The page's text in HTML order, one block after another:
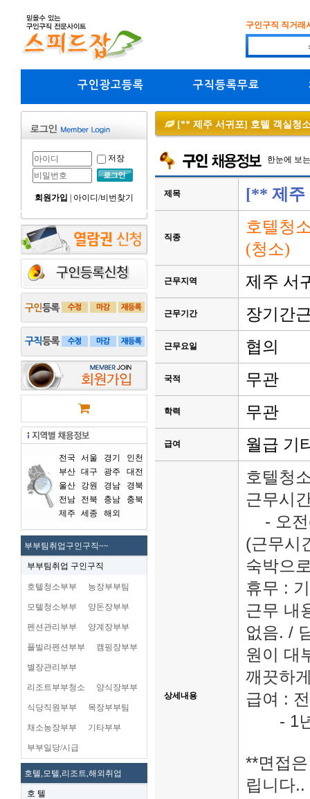
구인구직 직거래
구인광고등록 구직등록무료
저장
회원가입 아이디/비번찾기
전국 서울 경기
인천
부산 대구 광주
대전
울산
강원 경남
경북
전남
전북 충남
충북
제주
세종 해외
부부팀취업구인구직~~
부부팀취업 구인구직
호텔청소부부 농장부부팀
모텔청소부부 양돈장부부
펜션관리부부 양계장부부
플빌라펜션부부 캠핑장부부
별장관리부부
리조트부부청소 양식장부부
식당직원부부 목장부부팀
채소농장부부 기타부부
부부일당/시급
호텔,모텔,리조트,해외취업
호 텔
[** 제주 서귀포] 호텔 객실청
한눈에 보
제목 [** 제주
직종
호텔청
(청소)
근무지역 제주 서
근무기간 장기간
근무요일 협의
국적 무관
학력 무관
급여 월급 기
상세내용
호텔청
근무시
- 오전(
(근무시
숙박으
휴무 :
근무 내
없음. /
원이 대
깨끗하
급여 :
- 1년
**면접
립니다..